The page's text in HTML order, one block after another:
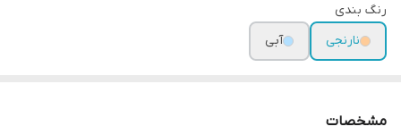
رنگ بندی
نارنجی
آبی
مشخصات